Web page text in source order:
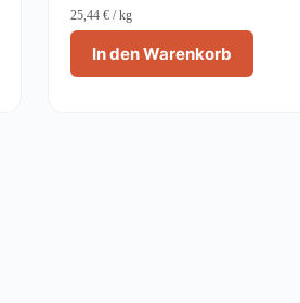
In den Warenkorb
25,44€ /kg